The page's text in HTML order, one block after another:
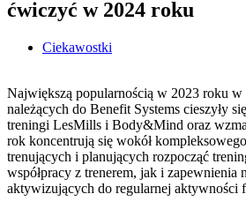
ćwiczyć w 2024 roku
Ciekawostki
Największą popularnością w 2023 roku w
należących do Benefit Systems cieszyły
treningi LesMills i Body&Mind oraz
rok koncentrują się wokół
trenujących i planujących rozpocząć
współpracy z trenerem, jak i zapewnienia
aktywizujących do regularnej aktywności